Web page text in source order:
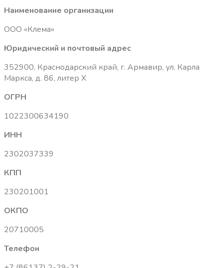
Наименование организации
ООО «Клема»
Юридический и почтовый адрес
352900, Краснодарский край, г. Армавир, ул. Карла
Маркса, д. 86, литер Х
ОГРН
1022300634190
ИНН
2302037339
КПП
230201001
ОКПО
20710005
Телефон